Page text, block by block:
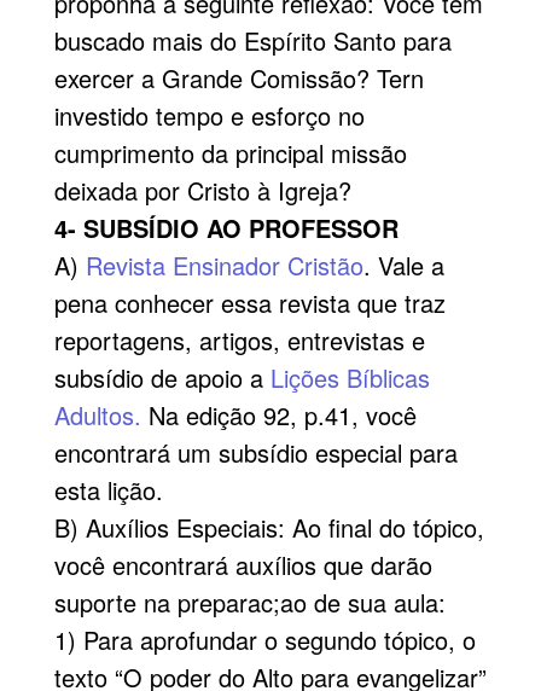
buscado mais do Espírito Santo para
exercer a Grande Comissão? Tern
investido tempo e esforço no
cumprimento da principal missão
deixada por Cristo à Igreja?
4- SUBSÍDIO AO PROFESSOR
A) Revista Ensinador Cristão. Vale a
pena conhecer essa revista que traz
reportagens, artigos, entrevistas e
subsídio de apoio a Lições Bíblicas
Adultos. Na edição 92, p.41, você
encontrará um subsídio especial para
esta lição.
B) Auxílios Especiais: Ao final do tópico,
você encontrará auxílios que darão
suporte na preparac;ao de sua aula:
1) Para aprofundar o segundo tópico, o
texto “O poder do Alto para evangelizar”